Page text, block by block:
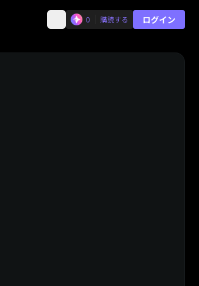
0 購読する ログイン